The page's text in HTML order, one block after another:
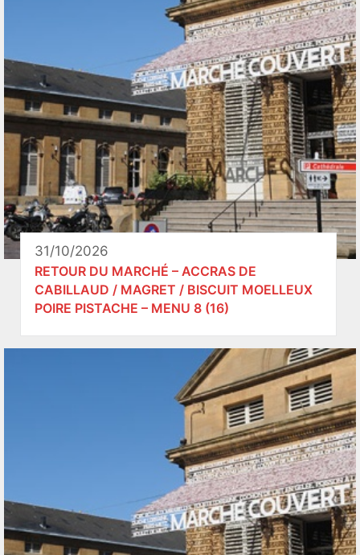
31/10/2026
RETOUR DU MARCHÉ – ACCRAS DE
CABILLAUD / MAGRET / BISCUIT MOELLEUX
POIRE PISTACHE – MENU 8 (16)